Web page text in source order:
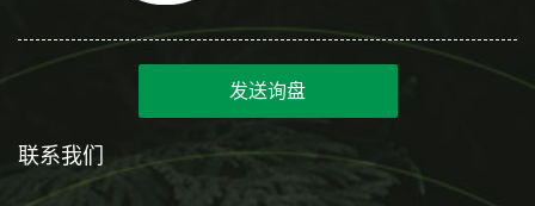
发送询盘
联系我们